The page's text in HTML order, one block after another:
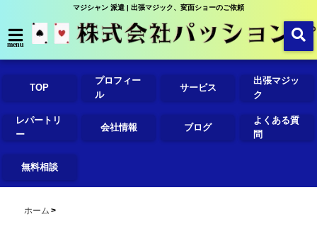
マジシャン 派遣 | 出張マジック、変面ショーのご依頼
menu
TOP
プロフィー
ル
サービス
出張マジッ
ク
レパートリ
ー
会社情報 ブログ
よくある質
問
無料相談
ホーム